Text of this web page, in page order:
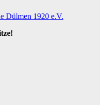
Dülmen 1920 e.V.